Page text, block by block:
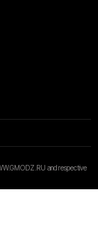
and respective